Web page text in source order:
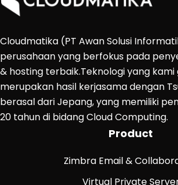
Cloudmatika (PT Awan Solusi
perusahaan yang berfokus pada
& hosting terbaik.Teknologi yang kami
merupakan hasil kerjasama dengan
berasal dari Jepang, yang memiliki
20 tahun di bidang Cloud Computing.
Product
Zimbra Email &
Virtual Private